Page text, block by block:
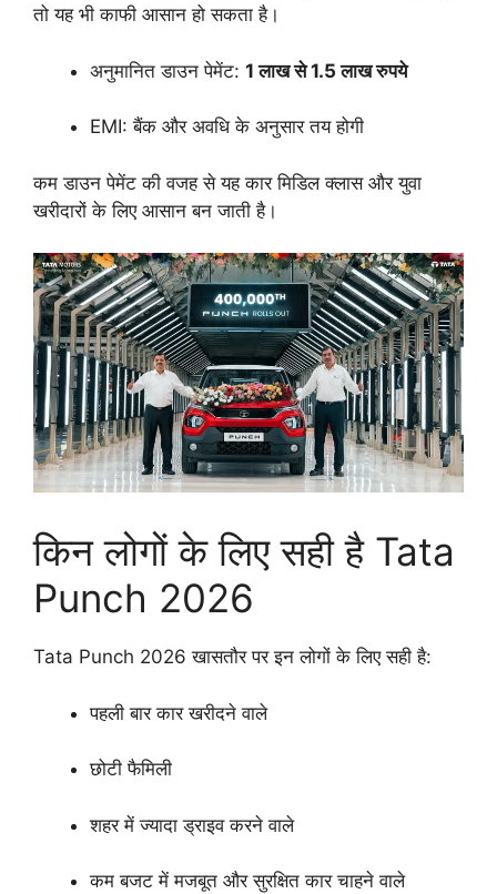
तो यह भी काफी आसान हो सकता है।
अनुमानित डाउन पेमेंट: 1 लाख से 1.5 लाख रुपये
EMI: बैंक और अवधि के अनुसार तय होगी
कम डाउन पेमेंट की वजह से यह कार मिडिल क्लास और युवा
खरीदारों के लिए आसान बन जाती है।
किन लोगों के लिए सही है Tata
Punch 2026
Tata Punch 2026 खासतौर पर इन लोगों के लिए सही है:
पहली बार कार खरीदने वाले
छोटी फैमिली
शहर में ज्यादा ड्राइव करने वाले
कम बजट में मजबूत और सुरक्षित कार चाहने वाले